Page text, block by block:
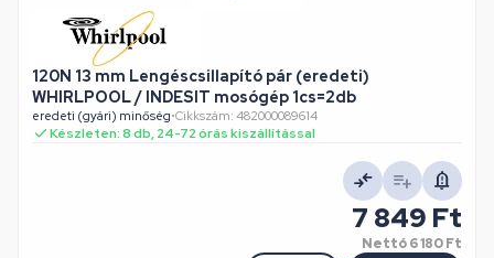
120N 13 mm Lengéscsillapító pár (eredeti)
WHIRLPOOL / INDESIT mosógép 1cs=2db
eredeti (gyári) minőség•Cikkszám: 482000089614
Készleten: 8 db, 24-72 órás kiszállítással
7 849 Ft
Nettó6 180 Ft